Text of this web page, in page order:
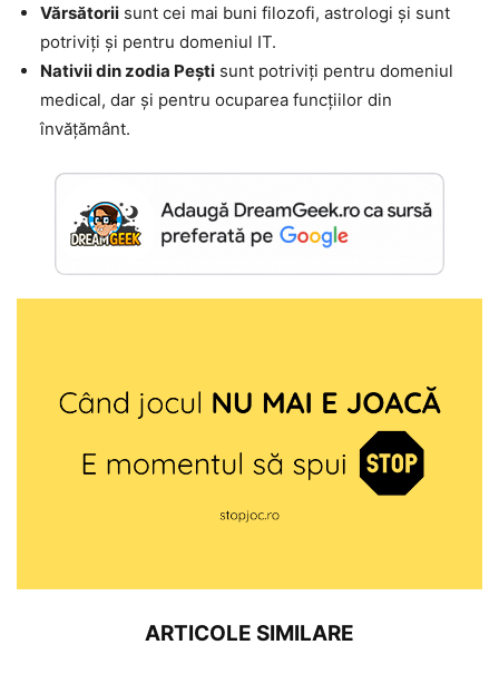
Vărsătorii sunt cei mai buni filozofi, astrologi și sunt
potriviți și pentru domeniul IT.
Nativii din zodia Pești sunt potriviți pentru domeniul
medical, dar și pentru ocuparea funcțiilor din
învățământ.
ARTICOLE SIMILARE